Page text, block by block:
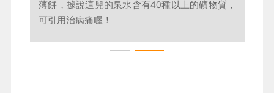
薄餅，據說這兒的泉水含有40種以上的礦物質，
可引用治病痛喔！